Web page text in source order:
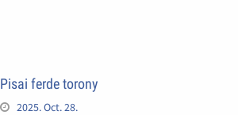
Pisai ferde torony
2025. Oct. 28.